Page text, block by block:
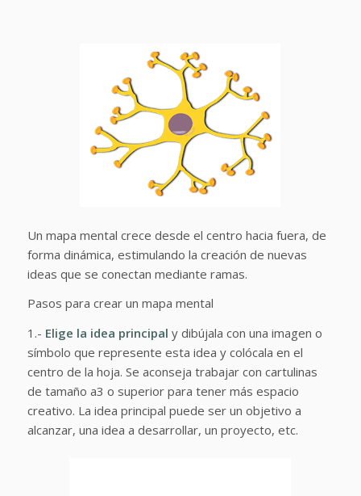
Un mapa mental crece desde el centro hacia fuera, de
forma dinámica, estimulando la creación de nuevas
ideas que se conectan mediante ramas.
Pasos para crear un mapa mental
1.- Elige la idea principal y dibújala con una imagen o
símbolo que represente esta idea y colócala en el
centro de la hoja. Se aconseja trabajar con cartulinas
de tamaño a3 o superior para tener más espacio
creativo. La idea principal puede ser un objetivo a
alcanzar, una idea a desarrollar, un proyecto, etc.